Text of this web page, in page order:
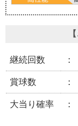
継続回数
賞球数
大当り確率